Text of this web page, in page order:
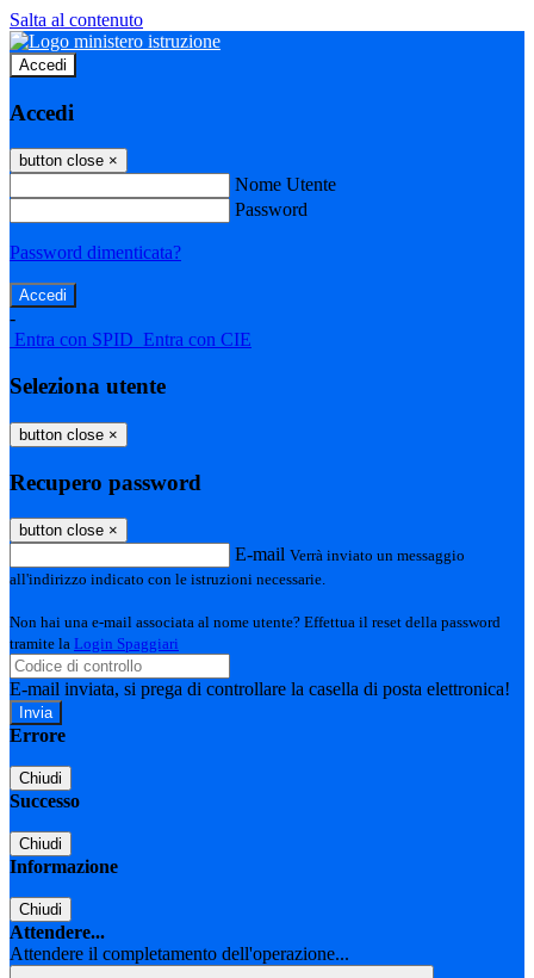
Salta al contenuto
Accedi
Accedi
button close ×
Nome Utente
Password
Password dimenticata?
-
Entra con SPID Entra con CIE
Seleziona utente
button close ×
Recupero password
button close ×
E-mail Verrà inviato un messaggio
all'indirizzo indicato con le istruzioni necessarie.
Non hai una e-mail associata al nome utente? Effettua il reset della password
tramite la Login Spaggiari
E-mail inviata, si prega di controllare la casella di posta elettronica!
Errore
Chiudi
Successo
Chiudi
Informazione
Chiudi
Attendere...
Attendere il completamento dell'operazione...